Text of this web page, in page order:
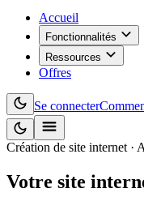
Accueil
Fonctionnalités
Ressources
Offres
Se connecter
Création de site internet ·
Votre site